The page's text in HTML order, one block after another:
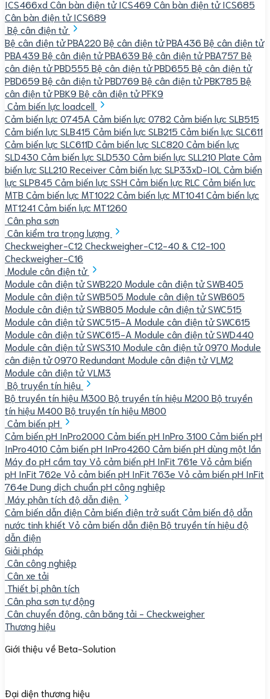
ICS466xd Cân bàn điện tử ICS469 Cân bàn điện tử ICS685
Cân bàn điện tử ICS689
Bệ cân điện tử
Bệ cân điện tử PBA220 Bệ cân điện tử PBA436 Bệ cân điện tử
PBA439 Bệ cân điện tử PBA639 Bệ cân điện tử PBA757Bệ
cân điện tử PBD555 Bệ cân điện tử PBD655 Bệ cân điện tử
PBD659 Bệ cân điện tử PBD769 Bệ cân điện tử PBK785 Bệ
cân điện tử PBK9 Bệ cân điện tử PFK9
Cảm biến lực loadcell
Cảm biến lực 0745A Cảm biến lực 0782 Cảm biến lực SLB515
Cảm biến lực SLB415 Cảm biến lực SLB215 Cảm biến lực SLC611
Cảm biến lực SLC611D Cảm biến lực SLC820 Cảm biến lực
SLD430 Cảm biến lực SLD530 Cảm biến lực SLL210 Plate Cảm
biến lực SLL210 ReceiverCảm biến lực SLP33xD-IOL Cảm biến
lực SLP845 Cảm biến lực SSH Cảm biến lực RLC Cảm biến lực
MTB Cảm biến lực MT1022 Cảm biến lực MT1041Cảm biến lực
MT1241Cảm biến lực MT1260
Cân pha sơn
Cân kiểm tra trọng lượng
Checkweigher-C12 Checkweigher-C12-40 & C12-100
Checkweigher-C16
Module cân điện tử
Module cân điện tử SWB220 Module cân điện tử SWB405
Module cân điện tử SWB505 Module cân điện tử SWB605
Module cân điện tử SWB805 Module cân điện tử SWC515
Module cân điện tử SWC515-A Module cân điện tử SWC615
Module cân điện tử SWC615-A Module cân điện tử SWD440
Module cân điện tử SWS310 Module cân điện tử 0970 Module
cân điện tử 0970 Redundant Module cân điện tử VLM2
Module cân điện tử VLM3
Bộ truyền tín hiệu
Bộ truyền tín hiệu M300 Bộ truyền tín hiệu M200 Bộ truyền
tín hiệu M400 Bộ truyền tín hiệu M800
Cảm biến pH
Cảm biến pH InPro2000 Cảm biến pH InPro 3100 Cảm biến pH
InPro4010 Cảm biến pH InPro4260 Cảm biến pH dùng một lần
Máy đo pH cầm tay Vỏ cảm biến pH InFit 761e Vỏ cảm biến
pH InFit 762e Vỏ cảm biến pH InFit 763e Vỏ cảm biến pH InFit
764e Dung dịch chuẩn pH công nghiệp
Máy phân tích độ dẫn điện
Cảm biến dẫn điện Cảm biến điện trở suất Cảm biến độ dẫn
nước tinh khiết Vỏ cảm biến dẫn điện Bộ truyền tín hiệu độ
dẫn điện
Giải pháp
Cân công nghiệp
Cân xe tải
Thiết bị phân tích
Cân pha sơn tự động
Cân chuyển động, cân băng tải - Checkweigher
Thương hiệu
Giới thiệu về Beta-Solution
Đại diện thương hiệu